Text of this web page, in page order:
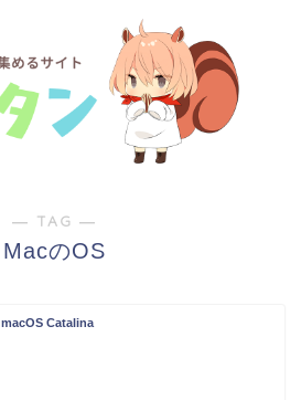
― TAG ―
MacのOS
macOS Catalina